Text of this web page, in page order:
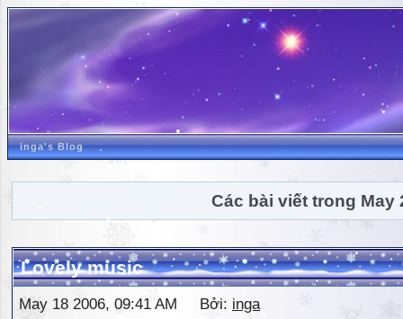
inga's Blog
Các bài viết trong May
Lovely music
May 18 2006, 09:41 AM Bởi: inga